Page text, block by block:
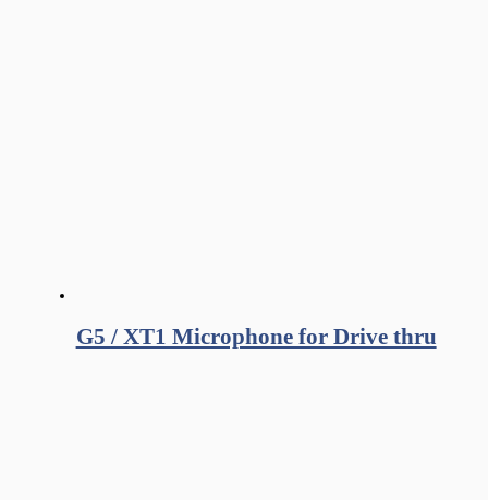
G5 / XT1 Microphone for Drive thru